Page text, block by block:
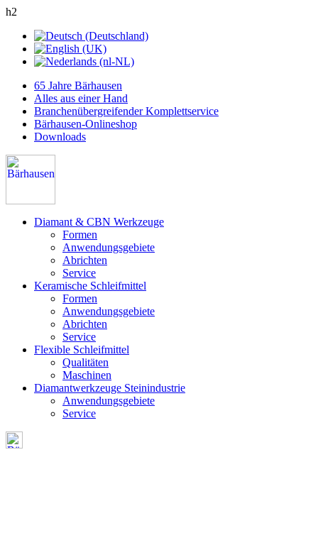
h2
65 Jahre Bärhausen
Alles aus einer Hand
Branchenübergreifender Komplettservice
Bärhausen-Onlineshop
Downloads
Diamant & CBN Werkzeuge
Formen
Anwendungsgebiete
Abrichten
Service
Keramische Schleifmittel
Formen
Anwendungsgebiete
Abrichten
Service
Flexible Schleifmittel
Qualitäten
Maschinen
Diamantwerkzeuge Steinindustrie
Anwendungsgebiete
Service